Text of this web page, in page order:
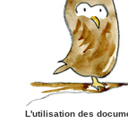
L'utilisation des